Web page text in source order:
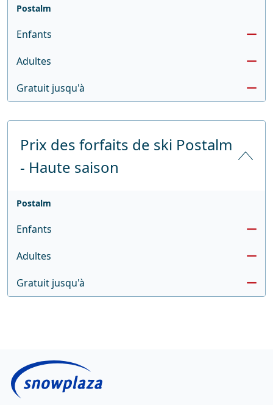
Postalm
Enfants
Adultes
Gratuit jusqu'à
Prix des forfaits de ski Postalm
- Haute saison
Postalm
Enfants
Adultes
Gratuit jusqu'à